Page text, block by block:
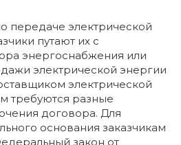
передаче электрической
путают их с
энергоснабжения или
электрической энергии
электрической
требуются разные
договора. Для
основания заказчикам
закон от